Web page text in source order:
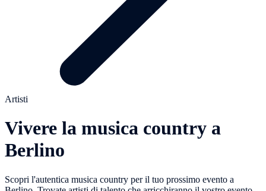
Artisti
Vivere la musica country a
Berlino
Scopri l'autentica musica country per il tuo prossimo evento a